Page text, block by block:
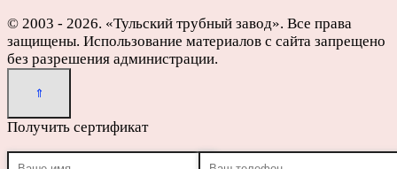
© 2003 - 2026. «Тульский трубный завод». Все права
защищены. Использование материалов с сайта запрещено
без разрешения администрации.
Получить сертификат